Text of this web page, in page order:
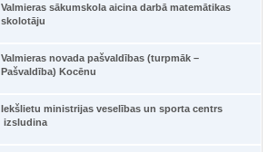
Valmieras sākumskola aicina darbā matemātikas
skolotāju
Valmieras novada pašvaldības (turpmāk –
Pašvaldība) Kocēnu
Iekšlietu ministrijas veselības un sporta centrs
izsludina